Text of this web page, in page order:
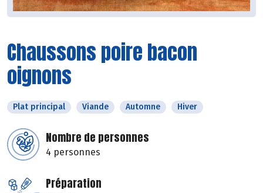
Chaussons poire bacon
oignons
Plat principal Viande Automne Hiver
Nombre de personnes
4 personnes
Préparation